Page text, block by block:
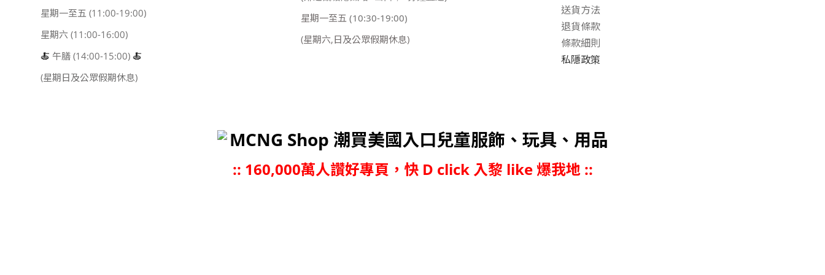
星期一至五 (11:00-19:00)
星期六 (11:00-16:00)
🍝 午膳 (14:00-15:00) 🍝
(星期日及公眾假期休息)
星期一至五 (10:30-19:00)
(星期六,日及公眾假期休息)
送貨方法
退貨條款
條款細則
私隱政策
MCNG Shop 潮買美國入口兒童服飾、玩具、用品
:: 160,000萬人讚好專頁，快 D click 入黎 like 爆我地 ::